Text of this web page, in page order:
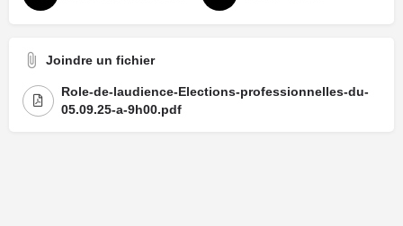
Joindre un fichier
Role-de-laudience-Elections-professionnelles-du-
05.09.25-a-9h00.pdf